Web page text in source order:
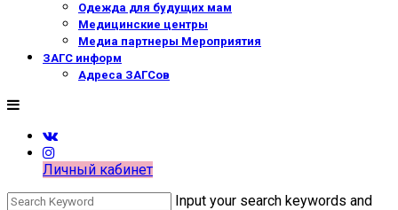
Одежда для будущих мам
Медицинские центры
Медиа партнеры Мероприятия
ЗАГС информ
Адреса ЗАГСов
Личный кабинет
Input your search keywords and